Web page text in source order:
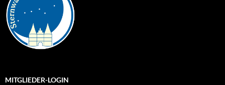
MITGLIEDER-LOGIN